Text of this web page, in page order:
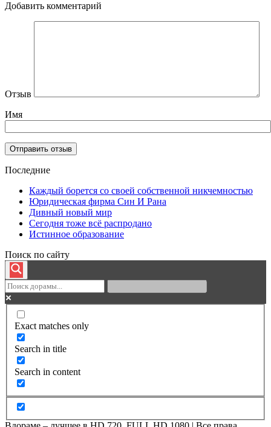
Добавить комментарий
Отзыв
Имя
Последние
Каждый борется со своей собственной никчемностью
Юридическая фирма Син И Рана
Дивный новый мир
Сегодня тоже всё распродано
Истинное образование
Поиск по сайту
Exact matches only
Search in title
Search in content